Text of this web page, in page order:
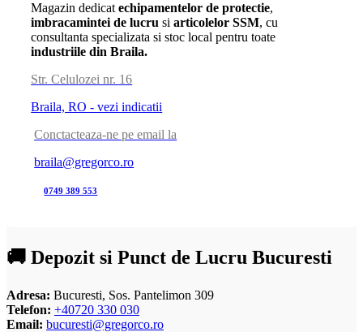
Magazin dedicatechipamentelor de protectie,
imbracamintei de lucru siarticolelor SSM, cu
consultanta specializata si stoc local pentru toate
industriile din Braila.
Str. Celulozei nr. 16
Braila, RO - vezi indicatii
Conctacteaza-ne pe email la
braila@gregorco.ro
0749 389 553
🚚 Depozit si Punct de Lucru Bucuresti
Adresa: Bucuresti, Sos. Pantelimon 309
Telefon: +40720 330 030
Email: bucuresti@gregorco.ro